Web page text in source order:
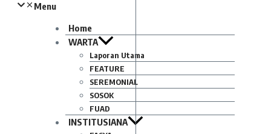
Menu
Home
WARTA
Laporan Utama
FEATURE
SEREMONIAL
SOSOK
FUAD
INSTITUSIANA